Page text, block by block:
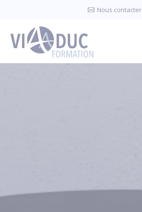
Nous contacter
Panneau de gestion des cookies